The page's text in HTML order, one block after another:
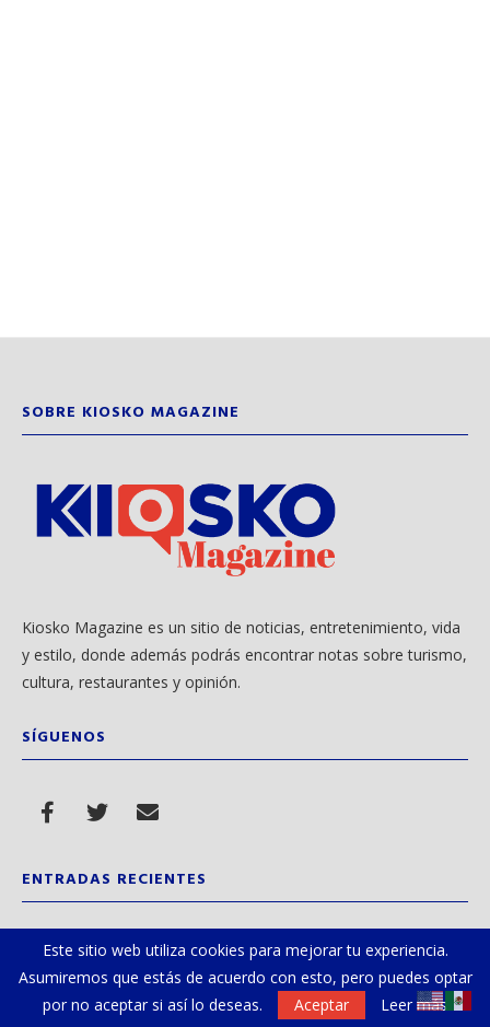
SOBRE KIOSKO MAGAZINE
Kiosko Magazine es un sitio de noticias, entretenimiento, vida
y estilo, donde además podrás encontrar notas sobre turismo,
cultura, restaurantes y opinión.
SÍGUENOS
ENTRADAS RECIENTES
Tu voz importa ¡Sal a votar!
Este sitio web utiliza cookies para mejorar tu experiencia.
Asumiremos que estás de acuerdo con esto, pero puedes optar
por no aceptar si así lo deseas.
Aceptar Leer más